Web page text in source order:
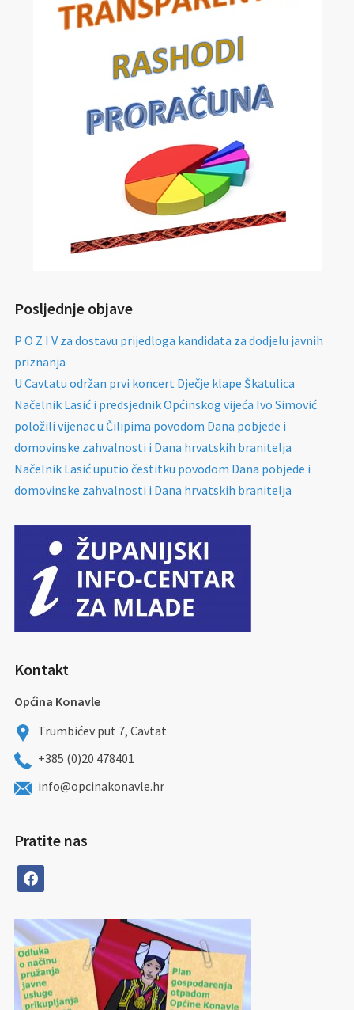
Posljednje objave
P O Z I V za dostavu prijedloga kandidata za dodjelu javnih
priznanja
U Cavtatu održan prvi koncert Dječje klape Škatulica
Načelnik Lasić i predsjednik Općinskog vijeća Ivo Simović
položili vijenac u Čilipima povodom Dana pobjede i
domovinske zahvalnosti i Dana hrvatskih branitelja
Načelnik Lasić uputio čestitku povodom Dana pobjede i
domovinske zahvalnosti i Dana hrvatskih branitelja
Kontakt
Općina Konavle
Trumbićev put 7, Cavtat
+385 (0)20 478401
info@opcinakonavle.hr
Pratite nas
facebook